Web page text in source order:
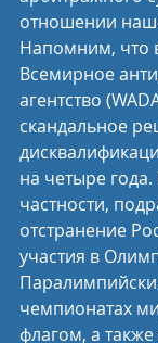
отношении
Напомним, что
Всемирное
агентство
скандальное
на четыре
частности,
отстранение
участия в
чемпионатах
флагом, а также